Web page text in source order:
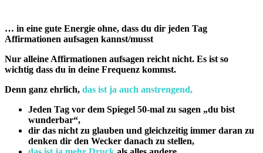
… in eine gute Energie ohne, dass du dir jeden Tag
Affirmationen aufsagen kannst/musst
Nur alleine Affirmationen aufsagen reicht nicht. Es ist so
wichtig dass du in deine Frequenz kommst.
Denn ganz ehrlich, das ist ja auch anstrengend,
Jeden Tag vor dem Spiegel 50-mal zu sagen „du bist
wunderbar“,
dir das nicht zu glauben und gleichzeitig immer daran zu
denken dir den Wecker danach zu stellen,